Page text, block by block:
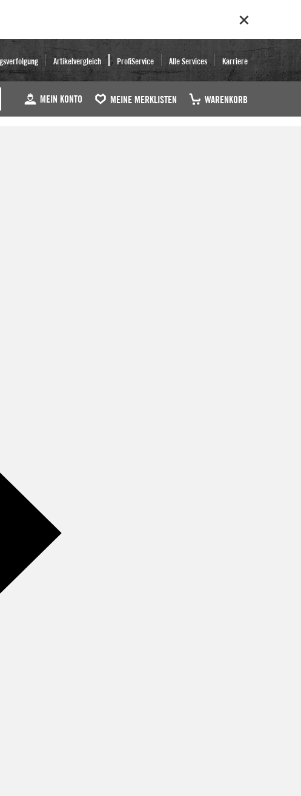
Artikelvergleich ProfiService Alle Services Karriere
MEIN KONTO MEINE MERKLISTEN WARENKORB